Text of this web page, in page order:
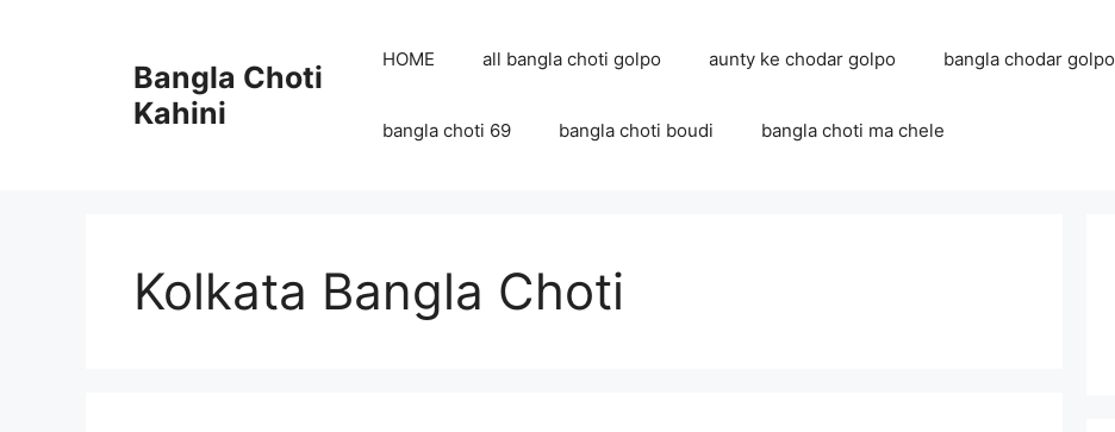
Bangla Choti
Kahini
HOME all bangla choti golpo aunty ke chodar golpo bangla chodar golpo
bangla choti 69 bangla choti boudi bangla choti ma chele
Kolkata Bangla Choti